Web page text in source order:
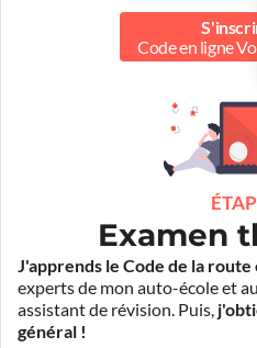
Code en ligne
Examen
J'apprends le Code de la route
experts de mon auto-école et
assistant de révision. Puis,
général !